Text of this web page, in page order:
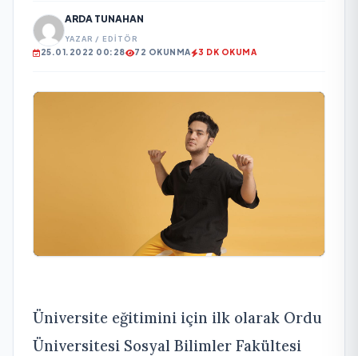
ARDA TUNAHAN
YAZAR / EDITÖR
25.01.2022 00:28 72 OKUNMA 3 DK OKUMA
Üniversite eğitimini için ilk olarak Ordu
Üniversitesi Sosyal Bilimler Fakültesi